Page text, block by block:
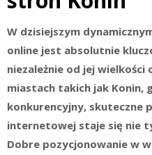
W dzisiejszym
online jest absolutnie
niezależnie od jej wielkości
miastach takich jak Konin,
konkurencyjny, skuteczne
internetowej staje się nie
Dobre pozycjonowanie w